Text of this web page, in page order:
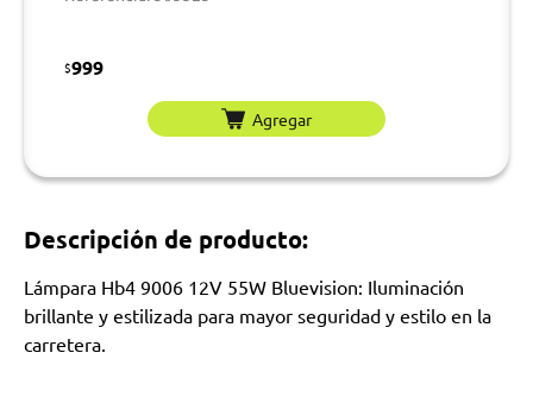
$999
Agregar
Descripción de producto:
Lámpara Hb4 9006 12V 55W Bluevision: Iluminación
brillante y estilizada para mayor seguridad y estilo en la
carretera.